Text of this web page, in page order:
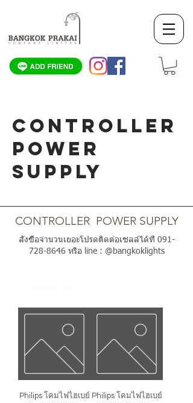
CONTROLLER
POWER
SUPPLY
CONTROLLER POWER SUPPLY
สั่งซื้อจำนวนเยอะโปรดติดต่อเซลล์ได้ที่ 091-
728-8646หรือ line : @bangkoklights
Philips โคมไฟไฮเบย์ Philips โคมไฟไฮเบย์